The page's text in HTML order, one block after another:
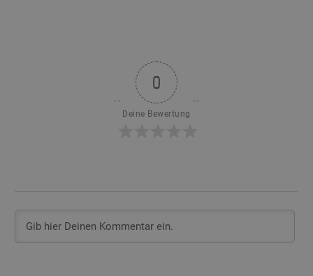
0
Deine Bewertung